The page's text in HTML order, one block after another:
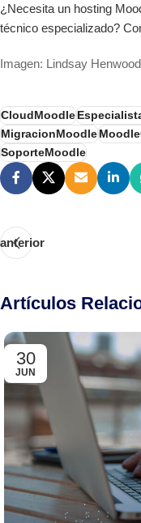
¿Necesita un hosting
técnico especializado?
Imagen: Lindsay
CloudMoodle
MigracionMoodle
SoporteMoodle
anterior
Artículos
30
JUN